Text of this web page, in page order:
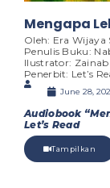
Mengapa
Oleh: Era Wijaya
Penulis Buku:
Ilustrator:
Penerbit: Let’s
June 28,
Audiobook
Let’s Read
Tampilkan